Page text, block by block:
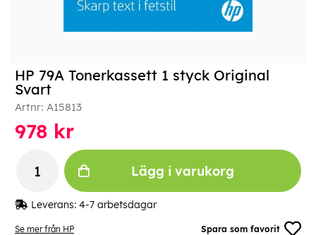
Se mer från HP Spara som favorit
HP 79A Tonerkassett 1 styck Original
Svart
Artnr: A15813
978 kr
Lägg i varukorg
Leverans: 4-7 arbetsdagar